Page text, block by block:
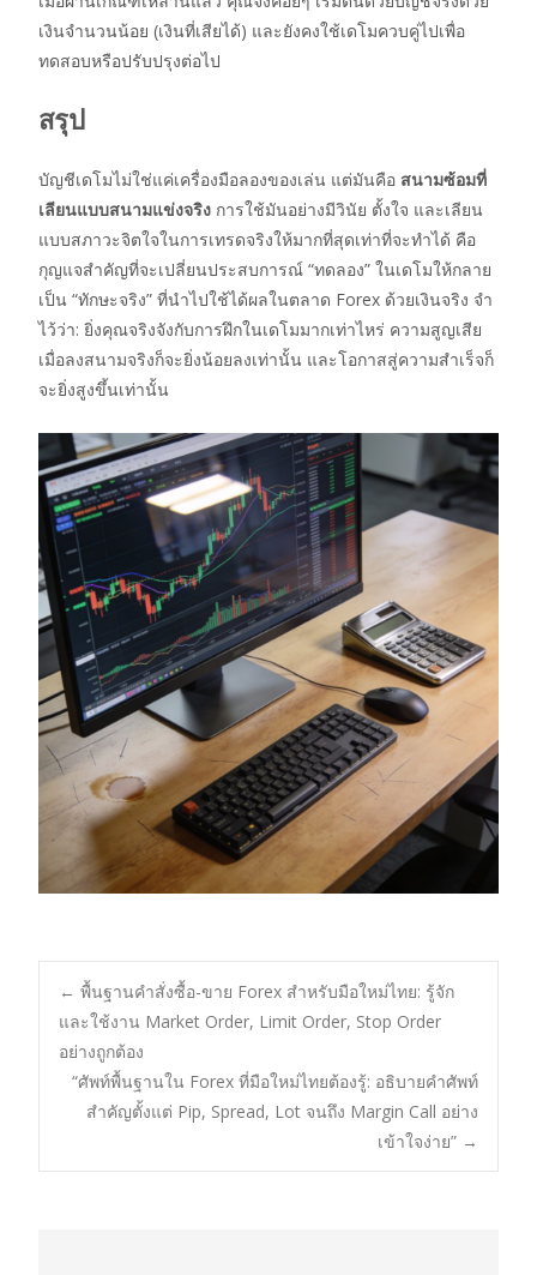
เงินจำนวนน้อย (เงินที่เสียได้) และยังคงใช้เดโมควบคู่ไปเพื่อ
ทดสอบหรือปรับปรุงต่อไป
สรุป
บัญชีเดโมไม่ใช่แค่เครื่องมือลองของเล่น แต่มันคือ สนามซ้อมที่
เลียนแบบสนามแข่งจริง การใช้มันอย่างมีวินัย ตั้งใจ และเลียน
แบบสภาวะจิตใจในการเทรดจริงให้มากที่สุดเท่าที่จะทำได้ คือ
กุญแจสำคัญที่จะเปลี่ยนประสบการณ์ “ทดลอง” ในเดโมให้กลาย
เป็น “ทักษะจริง” ที่นำไปใช้ได้ผลในตลาด Forex ด้วยเงินจริง จำ
ไว้ว่า: ยิ่งคุณจริงจังกับการฝึกในเดโมมากเท่าไหร่ ความสูญเสีย
เมื่อลงสนามจริงก็จะยิ่งน้อยลงเท่านั้น และโอกาสสู่ความสำเร็จก็
จะยิ่งสูงขึ้นเท่านั้น
Post
navigation
← พื้นฐานคำสั่งซื้อ-ขาย Forex สำหรับมือใหม่ไทย: รู้จัก
และใช้งาน Market Order, Limit Order, Stop Order
อย่างถูกต้อง
“ศัพท์พื้นฐานใน Forex ที่มือใหม่ไทยต้องรู้: อธิบายคำศัพท์
สำคัญตั้งแต่ Pip, Spread, Lot จนถึง Margin Call อย่าง
เข้าใจง่าย” →